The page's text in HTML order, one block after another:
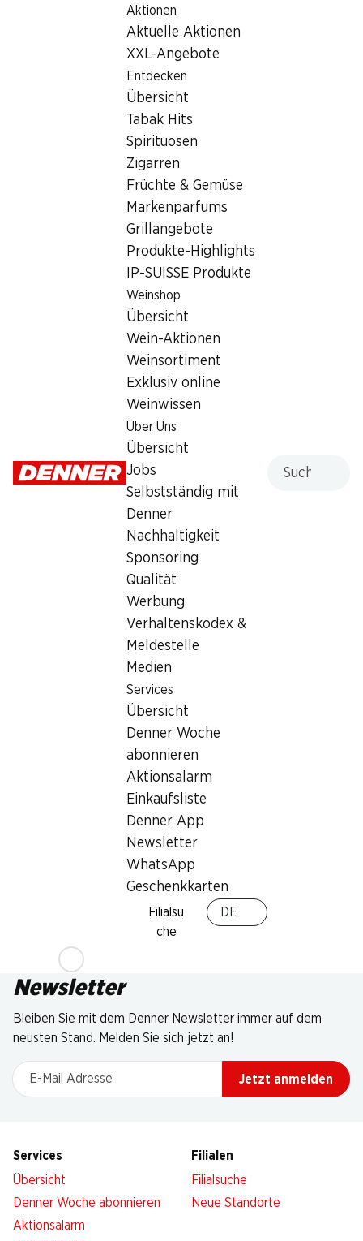
Aktionen
Aktuelle Aktionen
XXL-Angebote
Entdecken
Übersicht
Tabak Hits
Spirituosen
Zigarren
Früchte & Gemüse
Markenparfums
Grillangebote
Produkte-Highlights
IP-SUISSE Produkte
Weinshop
Übersicht
Wein-Aktionen
Weinsortiment
Exklusiv online
Weinwissen
Über Uns
Übersicht
Jobs
Selbstständig mit
Denner
Nachhaltigkeit
Sponsoring
Qualität
Werbung
Verhaltenskodex &
Meldestelle
Medien
Services
Übersicht
Denner Woche
abonnieren
Aktionsalarm
Einkaufsliste
Denner App
Newsletter
WhatsApp
Geschenkkarten
Filialsu
che
DE
Filialsuche
Denner Filiale Hauptstrasse 29, 2575 Gerolfingen
2575 Gerolfingen
Hauptstrasse 29, 2575 Gerolfingen
Öffnungszeiten
Mittwoch 07:30 - 19:00
Bargeldbezug mit Post - / M-Card
Newsletter
Bleiben Sie mit dem Denner Newsletter immer auf dem
neusten Stand. Melden Sie sich jetzt an!
E-Mail Adresse
Jetzt anmelden
Services
Übersicht
Denner Woche abonnieren
Aktionsalarm
Filialen
Filialsuche
Neue Standorte